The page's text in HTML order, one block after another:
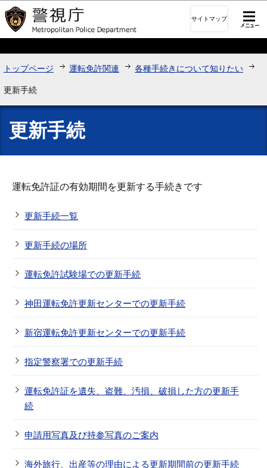
このページの本文へ移動
サイトマップ
トップページ 運転免許関連 各種手続きについて知りたい
更新手続
更新手続
運転免許証の有効期間を更新する手続きです
更新手続一覧
更新手続の場所
運転免許試験場での更新手続
神田運転免許更新センターでの更新手続
新宿運転免許更新センターでの更新手続
指定警察署での更新手続
運転免許証を遺失、盗難、汚損、破損した方の更新手
続
申請用写真及び持参写真のご案内
海外旅行、出産等の理由による更新期間前の更新手続